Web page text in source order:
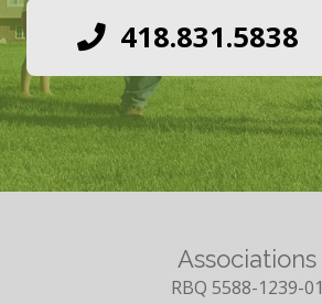
418.831.5838
Associations
RBQ 5588-1239-01